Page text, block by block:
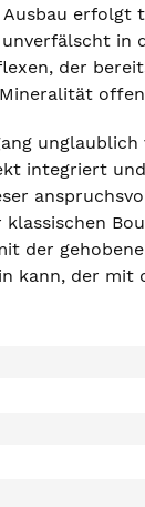
in
der
integriert
der
kann, der